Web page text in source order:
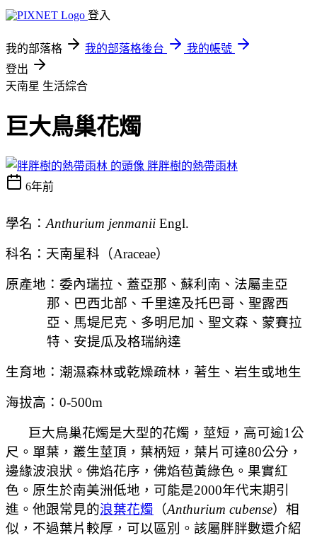
登入
我的部落格 我的部落格後台
我的帳號
登出
天南星 生活綜合
巨大鳥巢花燭
胖胖樹的熱帶雨林
6年前
學名： Anthurium jenmanii Engl.
科名：天南星科（Araceae）
原產地：委內瑞拉、蓋亞那、蘇利南、法屬圭亞
那、巴西北部、千里達及托巴哥、聖露西
亞、馬堤尼克、多明尼加、聖文森、蒙賽拉
特、安提瓜及格瑞納達
生育地：潮濕森林或乾燥疏林，著生、岩生或地生
海拔高：0-500m
巨大鳥巢花燭是大型的花燭，莖短，高可逾1公
尺。單葉，叢生莖頂，葉柄短，葉片可達80公分，
邊緣波浪狀。 佛焰花序 ，佛焰苞黃綠色。果實紅
色。原生於南美洲低地，可能是2000年代末期引
進。他跟常見的浪葉花燭 （Anthurium cubense）相
似，不過葉片較厚，可以區別 。 該屬胖胖數還介紹